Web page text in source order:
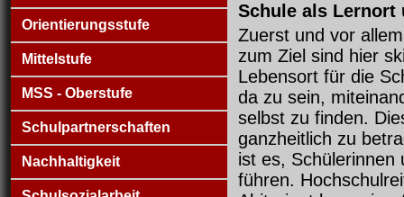
Orientierungsstufe
Mittelstufe
MSS - Oberstufe
Schulpartnerschaften
Nachhaltigkeit
Schule als Lernort
Zuerst und vor
zum Ziel sind hier
Lebensort für die
da zu sein,
selbst zu finden.
ganzheitlich zu
ist es, Schülerinnen
führen.